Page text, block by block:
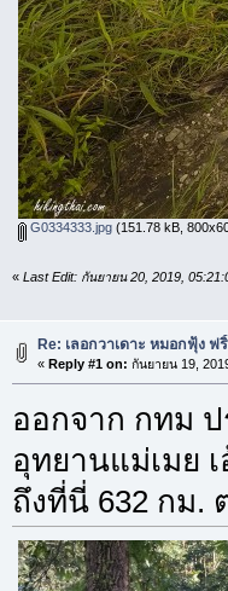
G0334333.jpg(151.78 kB,
« Last Edit: กันยายน 20, 2019,
Re: เลอกวาเดาะ หมอกฟุ้ง
« Reply #1 on: กันยายน 19,
ออกจาก กทม
อุทยานแม่เมย
ถึงที่นี่ 632 กม.